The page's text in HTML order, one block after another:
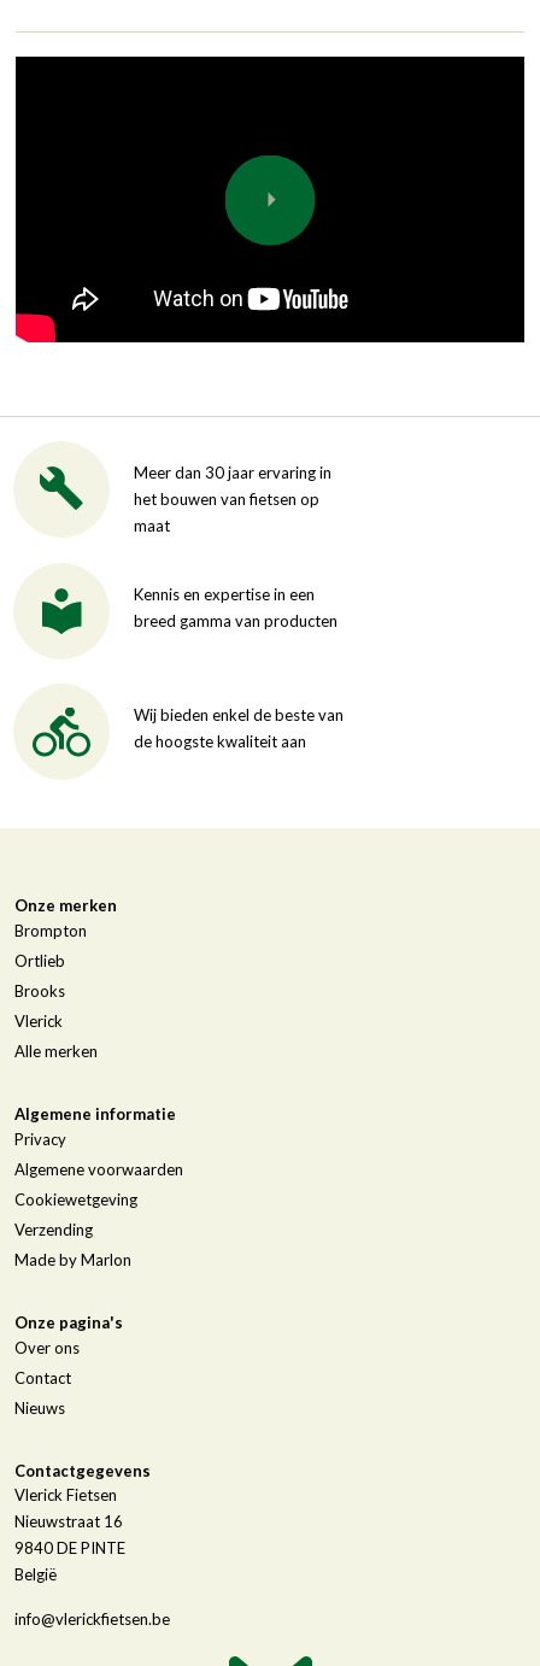
Meer dan 30 jaar ervaring in
het bouwen van fietsen op
maat
Kennis en expertise in een
breed gamma van producten
Wij bieden enkel de beste van
de hoogste kwaliteit aan
Onze merken
Brompton
Ortlieb
Brooks
Vlerick
Alle merken
Algemene informatie
Privacy
Algemene voorwaarden
Cookiewetgeving
Verzending
Made by Marlon
Onze pagina's
Over ons
Contact
Nieuws
Contactgegevens
Vlerick Fietsen
Nieuwstraat 16
9840DE PINTE
België
info@vlerickfietsen.be